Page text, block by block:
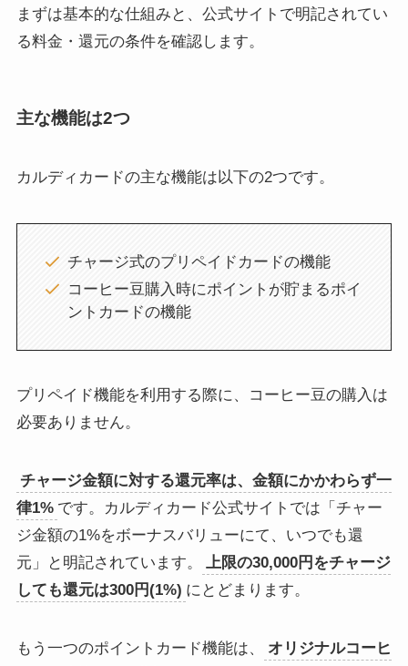
まずは基本的な仕組みと、公式サイトで明記されてい
る料金・還元の条件を確認します。
主な機能は2つ
カルディカードの主な機能は以下の2つです。
チャージ式のプリペイドカードの機能
コーヒー豆購入時にポイントが貯まるポイ
ントカードの機能
プリペイド機能を利用する際に、コーヒー豆の購入は
必要ありません。
チャージ金額に対する還元率は、金額にかかわらず一
律1% です。カルディカード公式サイトでは「チャー
ジ金額の1%をボーナスバリューにて、いつでも還
元」と明記されています。
上限の30,000円をチャージ
しても還元は300円(1%) にとどまります。
もう一つのポイントカード機能は、
オリジナルコーヒ